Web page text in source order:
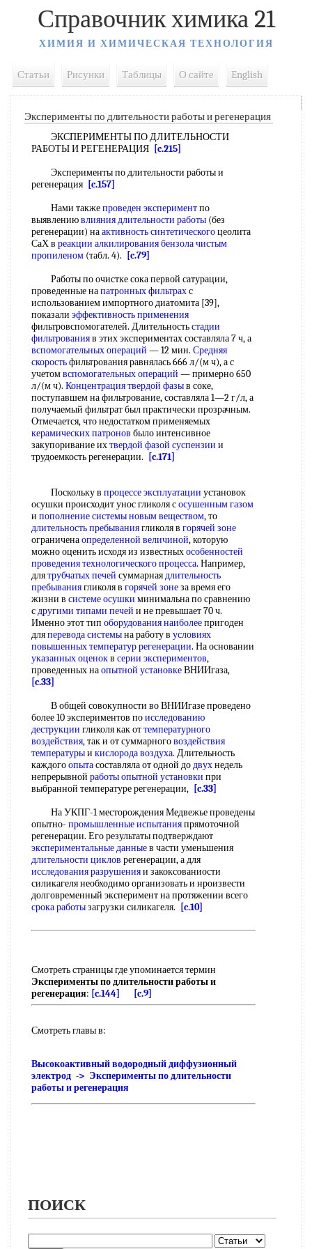
Справочник химика 21
ХИМИЯ И ХИМИЧЕСКАЯ ТЕХНОЛОГИЯ
Статьи Рисунки Таблицы О сайте English
Эксперименты по длительности работы и регенерация
ЭКСПЕРИМЕНТЫ ПО ДЛИТЕЛЬНОСТИ
РАБОТЫ И РЕГЕНЕРАЦИЯ [c.215]
Эксперименты по длительности работы и
регенерация [c.157]
Нами такжепроведен экспериментпо
выявлениювлияния длительности работы (без
регенерации) наактивность синтетическогоцеолита
СаХ в реакции алкилирования бензолачистым
пропиленом (табл. 4).
[c.79]
Работы по очистке сока первой сатурации,
проведенные напатронных фильтрахс
использованием импортного диатомита [39],
показали эффективность применения
фильтровспомогателей. Длительностьстадии
фильтрованияв этих экспериментах составляла 7 ч, а
вспомогательных операций — 12 мин. Средняя
скоростьфильтрования равнялась 666 л/(м ч), а с
учетомвспомогательных операций — примерно 650
л/(м ч). Концентрация твердой фазыв соке,
поступавшем на фильтрование, составляла 1—2 г/л, а
получаемый фильтрат был практически прозрачным.
Отмечается, что недостатком применяемых
керамических патронов было интенсивное
закупоривание ихтвердой фазой суспензии и
трудоемкость регенерации.
[c.171]
Поскольку в процессе эксплуатации установок
осушки происходит унос гликоля сосушенным газом
и пополнение системыновым веществом, то
длительность пребываниягликоля в горячей зоне
ограниченаопределенной величиной, которую
можно оценить исходя из известныхособенностей
проведениятехнологического процесса. Например,
длятрубчатых печей суммарнаядлительность
пребываниягликоля в горячей зонеза время его
жизни в системе осушки минимальна по сравнению
сдругими типами печей и не превышает 70 ч.
Именно этот тип оборудования наиболеепригоден
дляперевода системына работу в условиях
повышенныхтемператур регенерации. На основании
указанных оценокв серии экспериментов,
проведенных наопытной установкеВНИИгаза,
[c.33]
В общей совокупности во ВНИИгазе проведено
более 10 экспериментов поисследованию
деструкции гликоля как оттемпературного
воздействия, так и от суммарноговоздействия
температурыи кислорода воздуха. Длительность
каждогоопытасоставляла от одной додвухнедель
непрерывной работы опытной установки при
выбранной температуре регенерации, [c.33]
На УКПГ-1 месторождения Медвежье проведены
опытно- промышленные испытанияпрямоточной
регенерации. Его результаты подтверждают
экспериментальные данныев части уменьшения
длительности циклов регенерации, а для
исследования разрушенияи закоксованиости
силикагеля необходимо организовать и нроизвести
долговременный эксперимент на протяжении всего
срока работызагрузки силикагеля. [c.10]
Смотреть страницы где упоминается термин
Эксперименты по длительности работы и
регенерация: [c.144] [c.9]
Смотреть главы в:
Высокоактивный водородный диффузионный
электрод -> Эксперименты по длительности
работы и регенерация
ПОИСК